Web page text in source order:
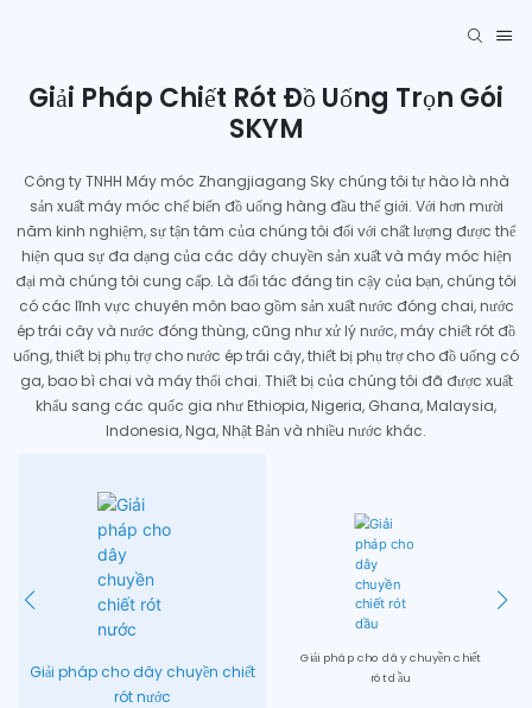
Giải Pháp Chiết Rót Đồ Uống Trọn Gói
SKYM
Công ty TNHH Máy móc Zhangjiagang Sky chúng tôi tự hào là nhà
sản xuất máy móc chế biến đồ uống hàng đầu thế giới. Với hơn mười
năm kinh nghiệm, sự tận tâm của chúng tôi đối với chất lượng được thể
hiện qua sự đa dạng của các dây chuyền sản xuất và máy móc hiện
đại mà chúng tôi cung cấp. Là đối tác đáng tin cậy của bạn, chúng tôi
có các lĩnh vực chuyên môn bao gồm sản xuất nước đóng chai, nước
ép trái cây và nước đóng thùng, cũng như xử lý nước, máy chiết rót đồ
uống, thiết bị phụ trợ cho nước ép trái cây, thiết bị phụ trợ cho đồ uống có
ga, bao bì chai và máy thổi chai. Thiết bị của chúng tôi đã được xuất
khẩu sang các quốc gia như Ethiopia, Nigeria, Ghana, Malaysia,
Indonesia, Nga, Nhật Bản và nhiều nước khác.
Giải pháp cho dây chuyền chiết
rót nước
Giải pháp cho dây chuyền chiết
rót dầu